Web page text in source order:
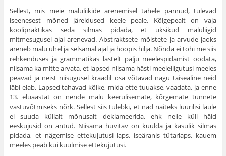
Sellest, mis meie mäluliikide arenemisel tähele pannud, tulevad
iseenesest mõned järeldused keele peale. Kõigepealt on vaja
koolipraktikas seda silmas pidada, et üksikud mälu­liigid
mitmesugusel ajal arenevad. Abstraktsete mõistete ja arvude jaoks
areneb mälu ühel ja selsamal ajal ja hoopis hilja. Nõnda ei tohi me siis
rehkenduses ja grammatikas lastelt palju meelespidamist oodata,
niisama ka mitte arvata, et lapsed niisama hästi meeleliigutusi meeles
peavad ja neist niisugusel kraadil osa võtavad nagu täisealine neid
läbi elab. Lapsed tahavad kõike, mida ette tuuakse, vaadata, ja enne
13. eluaastat on nende mälu keerulisemate, kõrge­mate tunnete
vastuvõtmiseks nõrk. Sellest siis tulebki, et nad näiteks lüürilisi laule
ei suuda küllalt mõnusalt dekla­meerida, ehk neile küll häid
eeskujusid on antud. Niisama huvitav on kuulda ja kasulik silmas
pidada, et nägemise ettekujutusi laps, iseäranis tütarlaps, kauem
meeles peab kui kuulmise ettekujutusi.